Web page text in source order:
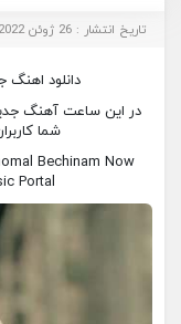
تاریخ انتشار : 26 ژوئن 2022
دانلود اهنگ
در این ساعت آهنگ
شما
Bechinam Now
Portal